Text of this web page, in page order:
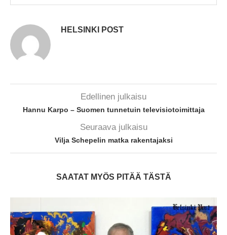
HELSINKI POST
Edellinen julkaisu
Hannu Karpo – Suomen tunnetuin televisiotoimittaja
Seuraava julkaisu
Vilja Schepelin matka rakentajaksi
SAATAT MYÖS PITÄÄ TÄSTÄ